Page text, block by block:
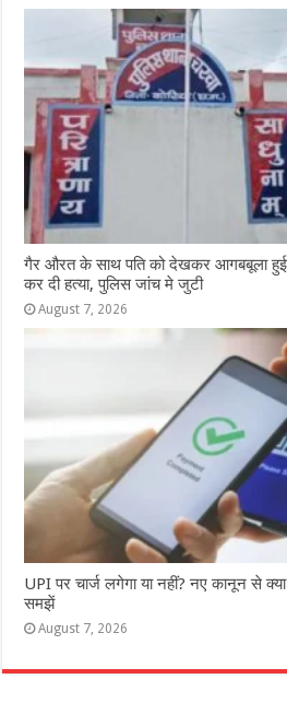
गैर औरत के साथ पति को देखकर आगबबूला
कर दी हत्या, पुलिस जांच मे जुटी
August 7, 2026
UPI पर चार्ज लगेगा या नहीं? नए कानून से
समझें
August 7, 2026